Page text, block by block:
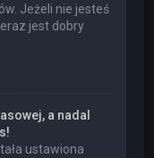
Jeżeli nie jesteś
jest dobry
a nadal
ustawiona